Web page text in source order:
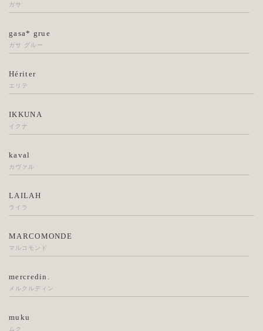
ガサ
gasa* grue
ガサ グルー
Hériter
エリテ
IKKUNA
イクナ
kaval
カヴァル
LAILAH
ライラ
MARCOMONDE
マルコモンド
mercredin.
メルクルディン
muku
ムク